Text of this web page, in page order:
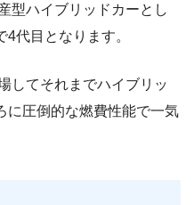
型ハイブリッドカーとし
代目となります。
してそれまでハイブリッ
に圧倒的な燃費性能で一気